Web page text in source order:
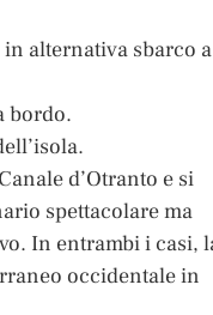
alternativa sbarco a
bordo.
d’Otranto e si
spettacolare ma
In entrambi i casi,
occidentale in